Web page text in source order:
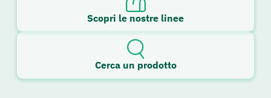
Scopri le nostre linee
Cerca un prodotto